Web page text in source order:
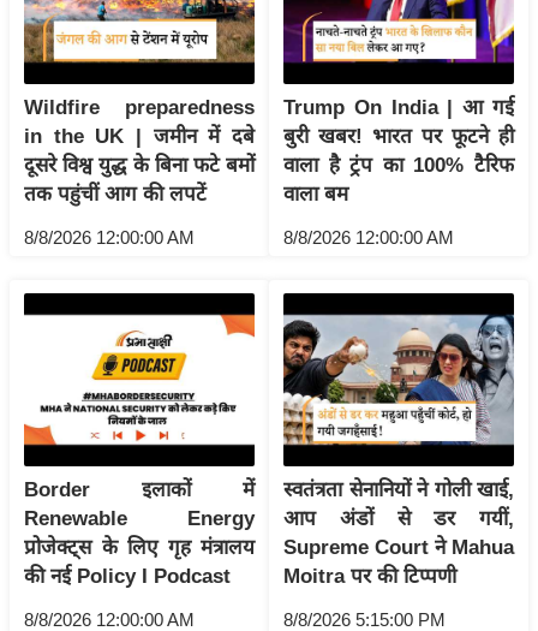
ब
ज
खे
ल
क्रि
ट
P
2
6
क्रा
इ
म
ई
Wildfire preparedness
in the UK | जमीन में दबे
दूसरे विश्व युद्ध के बिना फटे बमों
तक पहुंचीं आग की लपटें
8/8/2026 12:00:00 AM
Trump On India | आ गई
बुरी खबर! भारत पर फूटने ही
वाला है ट्रंप का 100% टैरिफ
वाला बम
8/8/2026 12:00:00 AM
Border इलाकों में
Renewable Energy
प्रोजेक्ट्स के लिए गृह मंत्रालय
की नई Policy I Podcast
8/8/2026 12:00:00 AM
स्वतंत्रता सेनानियों ने गोली खाई,
आप अंडों से डर गयीं,
Supreme Court ने Mahua
Moitra पर की टिप्पणी
8/8/2026 5:15:00 PM